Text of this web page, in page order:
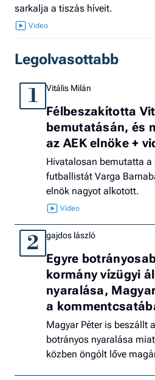
sarkalja a tiszás híveit.
Legolvasottabb
1 Vitális Milán
Félbeszakította
bemutatásán, és
az AEK elnöke +
Hivatalosan bemutatta
futballistát Varga
elnök nagyot alkotott.
2 gajdos lászló
Egyre
kormány vízügyi
nyaralása,
a
Magyar Péter is beszállt
botrányos nyaralása
közben öngólt lőve